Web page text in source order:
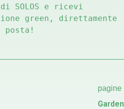
SOLOS e ricevi
green, direttamente
pagine
Garden